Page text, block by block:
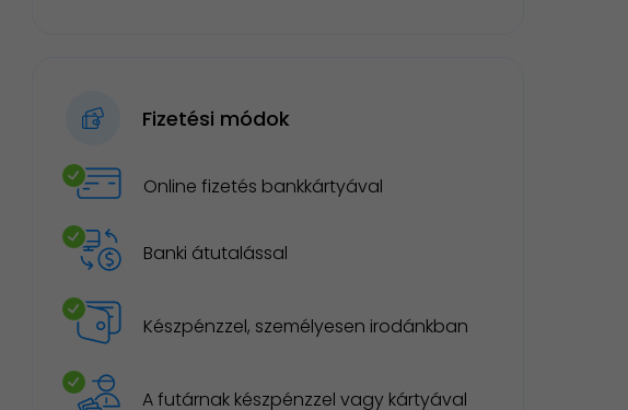
Fizetési módok
Online fizetés bankkártyával
Banki átutalással
Készpénzzel, személyesen irodánkban
A futárnak készpénzzel vagy kártyával